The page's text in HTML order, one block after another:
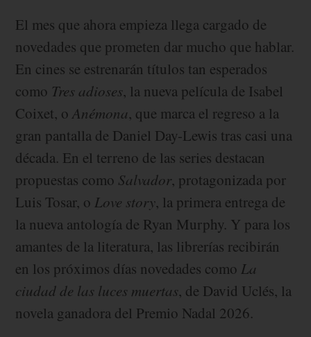
El mes que ahora empieza llega cargado de
novedades que prometen dar mucho que hablar.
En cines se estrenarán títulos tan esperados
como Tres adioses, la nueva película de Isabel
Coixet, oAnémona, que marca el regreso a la
gran pantalla de Daniel Day-Lewis tras casi una
década. En el terreno de las series destacan
propuestas como Salvador, protagonizada por
Luis Tosar, o Love story, la primera entrega de
la nueva antología de Ryan Murphy. Y para los
amantes de la literatura, las librerías recibirán
en los próximos días novedades como La
ciudad de las luces muertas, de David Uclés, la
novela ganadora del Premio Nadal 2026.